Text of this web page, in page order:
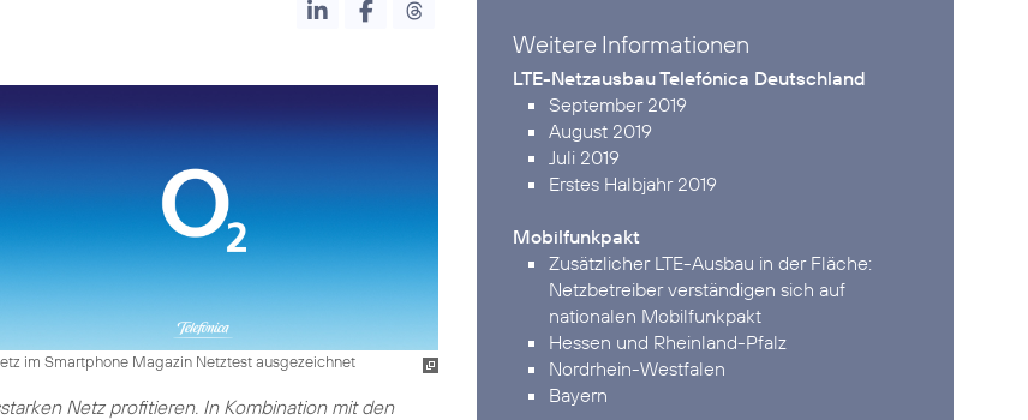
im Smartphone Magazin Netztest ausgezeichnet
Netz profitieren. In Kombination mit den
Weitere Informationen
LTE-Netzausbau Telefónica Deutschland
September 2019
August 2019
Juli 2019
Erstes Halbjahr 2019
Mobilfunkpakt
Zusätzlicher LTE-Ausbau in der Fläche:
Netzbetreiber verständigen sich auf
nationalen Mobilfunkpakt
Hessen und Rheinland-Pfalz
Nordrhein-Westfalen
Bayern